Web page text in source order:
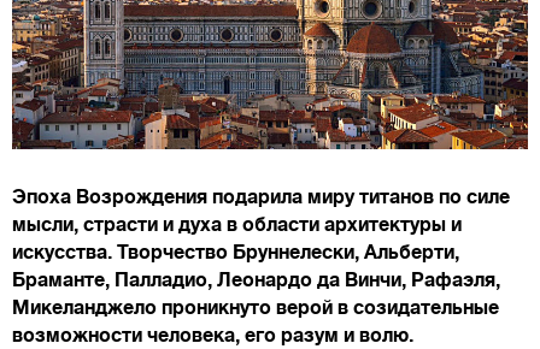
Эпоха Возрождения подарила миру титанов по силе
мысли, страсти и духа в области архитектуры и
искусства. Творчество Бруннелески, Альберти,
Браманте, Палладио, Леонардо да Винчи, Рафаэля,
Микеланджело проникнуто верой в созидательные
возможности человека, его разум и волю.